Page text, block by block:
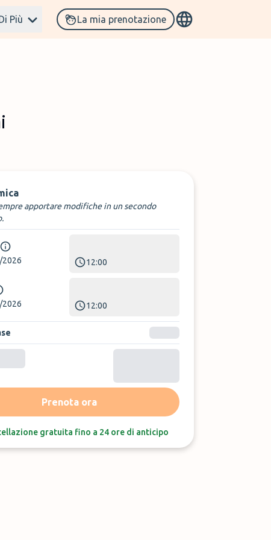
Più La mia prenotazione
apportare modifiche in un secondo
2026
12:00
2026
12:00
Prenota ora
gratuita fino a 24 ore di anticipo
Ultime recensioni